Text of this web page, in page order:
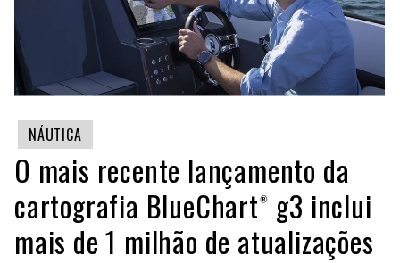
NÁUTICA
O mais recente lançamento da
cartografia BlueChart® g3 inclui
mais de 1 milhão de atualizações